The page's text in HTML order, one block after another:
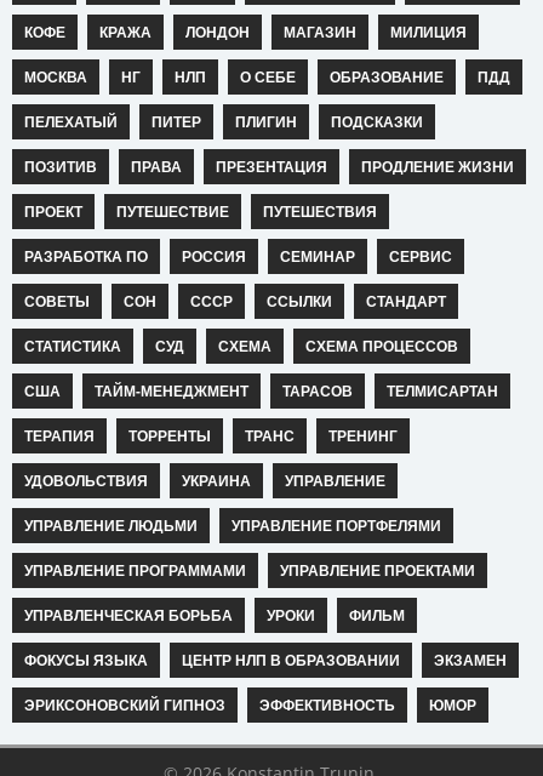
КОФЕ КРАЖА ЛОНДОН МАГАЗИН МИЛИЦИЯ
МОСКВА НГ НЛП О СЕБЕ ОБРАЗОВАНИЕ ПДД
ПЕЛЕХАТЫЙ ПИТЕР ПЛИГИН ПОДСКАЗКИ
ПОЗИТИВ ПРАВА ПРЕЗЕНТАЦИЯ ПРОДЛЕНИЕ ЖИЗНИ
ПРОЕКТ ПУТЕШЕСТВИЕ ПУТЕШЕСТВИЯ
РАЗРАБОТКА ПО РОССИЯ СЕМИНАР СЕРВИС
СОВЕТЫ СОН СССР ССЫЛКИ СТАНДАРТ
СТАТИСТИКА СУД СХЕМА СХЕМА ПРОЦЕССОВ
США ТАЙМ-МЕНЕДЖМЕНТ ТАРАСОВ ТЕЛМИСАРТАН
ТЕРАПИЯ ТОРРЕНТЫ ТРАНС ТРЕНИНГ
УДОВОЛЬСТВИЯ УКРАИНА УПРАВЛЕНИЕ
УПРАВЛЕНИЕ ЛЮДЬМИ УПРАВЛЕНИЕ ПОРТФЕЛЯМИ
УПРАВЛЕНИЕ ПРОГРАММАМИ УПРАВЛЕНИЕ ПРОЕКТАМИ
УПРАВЛЕНЧЕСКАЯ БОРЬБА УРОКИ ФИЛЬМ
ФОКУСЫ ЯЗЫКА ЦЕНТР НЛП В ОБРАЗОВАНИИ ЭКЗАМЕН
ЭРИКСОНОВСКИЙ ГИПНОЗ ЭФФЕКТИВНОСТЬ ЮМОР